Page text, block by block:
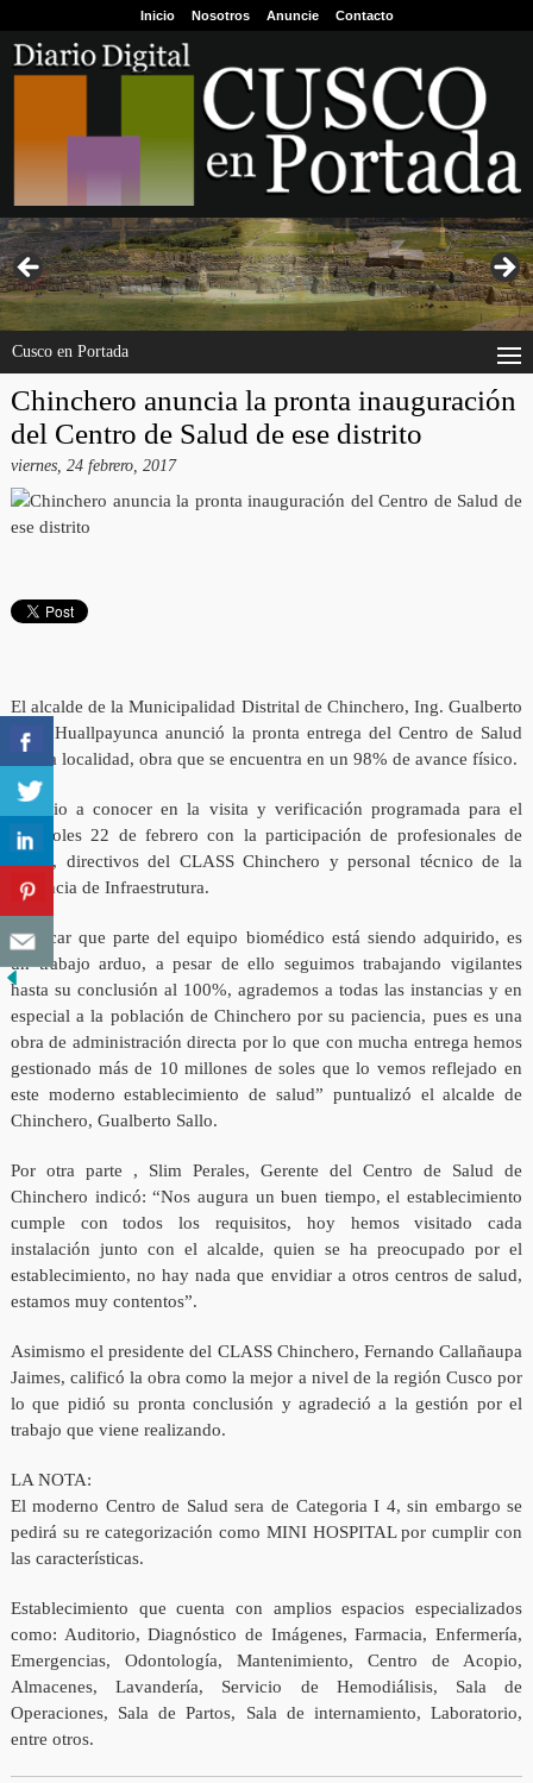
Inicio Nosotros Anuncie Contacto
Cusco en Portada
Chinchero anuncia la pronta inauguración
del Centro de Salud de ese distrito
viernes, 24 febrero, 2017
El alcalde de la Municipalidad Distrital de Chinchero, Ing. Gualberto
Sallo Huallpayunca anunció la pronta entrega del Centro de Salud
de esa localidad, obra que se encuentra en un 98% de avance físico.
Así dio a conocer en la visita y verificación programada para el
miércoles 22 de febrero con la participación de profesionales de
Salud, directivos del CLASS Chinchero y personal técnico de la
Gerencia de Infraestrutura.
“Indicar que parte del equipo biomédico está siendo adquirido, es
un trabajo arduo, a pesar de ello seguimos trabajando vigilantes
hasta su conclusión al 100%, agrademos a todas las instancias y en
especial a la población de Chinchero por su paciencia, pues es una
obra de administración directa por lo que con mucha entrega hemos
gestionado más de 10 millones de soles que lo vemos reflejado en
este moderno establecimiento de salud” puntualizó el alcalde de
Chinchero, Gualberto Sallo.
Por otra parte , Slim Perales, Gerente del Centro de Salud de
Chinchero indicó: “Nos augura un buen tiempo, el establecimiento
cumple con todos los requisitos, hoy hemos visitado cada
instalación junto con el alcalde, quien se ha preocupado por el
establecimiento, no hay nada que envidiar a otros centros de salud,
estamos muy contentos”.
Asimismo el presidente del CLASS Chinchero, Fernando Callañaupa
Jaimes, calificó la obra como la mejor a nivel de la región Cusco por
lo que pidió su pronta conclusión y agradeció a la gestión por el
trabajo que viene realizando.
LA NOTA:
El moderno Centro de Salud sera de Categoria I 4, sin embargo se
pedirá su re categorización como MINI HOSPITAL por cumplir con
las características.
Establecimiento que cuenta con amplios espacios especializados
como: Auditorio, Diagnóstico de Imágenes, Farmacia, Enfermería,
Emergencias, Odontología, Mantenimiento, Centro de Acopio,
Almacenes, Lavandería, Servicio de Hemodiálisis, Sala de
Operaciones, Sala de Partos, Sala de internamiento, Laboratorio,
entre otros.